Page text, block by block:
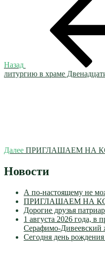
Назад
литургию в храме
Далее ПРИГЛАШАЕМ НА
Новости
А по-настоящему не
ПРИГЛАШАЕМ НА
Дорогие друзья
1 августа 2026 года,
Серафимо-Дивеевский
Сегодня день